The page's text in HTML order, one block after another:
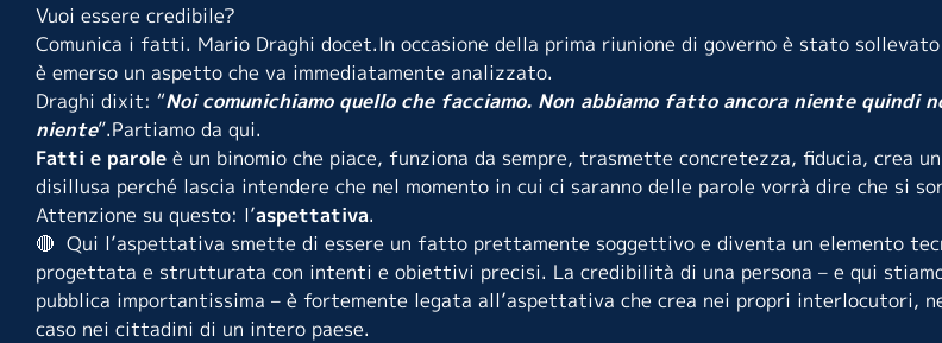
Vuoi essere credibile?
Comunica i fatti. Mario Draghi docet.In occasione della prima riunione di governo è stato
è emerso un aspetto che va immediatamente analizzato.
Draghi dixit: “Noi comunichiamo quello che facciamo. Non abbiamo fatto ancora niente quindi
niente”.Partiamo da qui.
Fatti e parole è un binomio che piace, funziona da sempre, trasmette concretezza, fiducia, crea
disillusa perché lascia intendere che nel momento in cui ci saranno delle parole vorrà dire che si
Attenzione su questo: l’aspettativa.
🔴 Qui l’aspettativa smette di essere un fatto prettamente soggettivo e diventa un elemento
progettata e strutturata con intenti e obiettivi precisi. La credibilità di una persona – e qui
pubblica importantissima – è fortemente legata all’aspettativa che crea nei propri interlocutori,
caso nei cittadini di un intero paese.